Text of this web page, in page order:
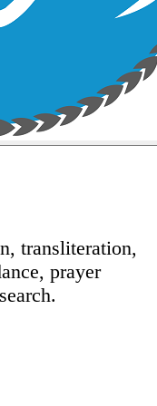
transliteration,
prayer